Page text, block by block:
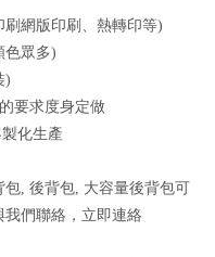
刷網版印刷、熱轉印等)
色眾多)
)
要求度身定做
化生產
包, 後背包, 大容量後背包可
們聯絡， 立即連絡